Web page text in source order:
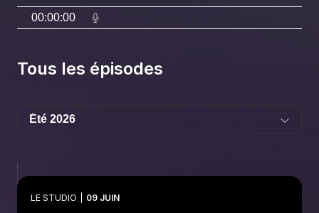
00:00:00
Tous les épisodes
LE STUDIO 09 JUIN